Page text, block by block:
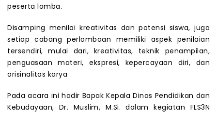
peserta lomba.
Disamping menilai kreativitas dan potensi siswa, juga
setiap cabang perlombaan memiliki aspek penilaian
tersendiri, mulai dari, kreativitas, teknik penampilan,
penguasaan materi, ekspresi, kepercayaan diri, dan
orisinalitas karya
Pada acara ini hadir Bapak Kepala Dinas Pendidikan dan
Kebudayaan, Dr. Muslim, M.Si. dalam kegiatan FLS3N